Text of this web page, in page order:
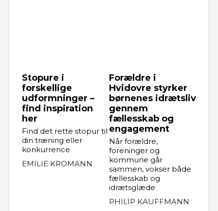
Stopure i
forskellige
udformninger –
find inspiration
her
Find det rette stopur til
din træning eller
konkurrence
EMILIE KROMANN
Forældre i
Hvidovre styrker
børnenes idrætsliv
gennem
fællesskab og
engagement
Når forældre,
foreninger og
kommune går
sammen, vokser både
fællesskab og
idrætsglæde
PHILIP KAUFFMANN